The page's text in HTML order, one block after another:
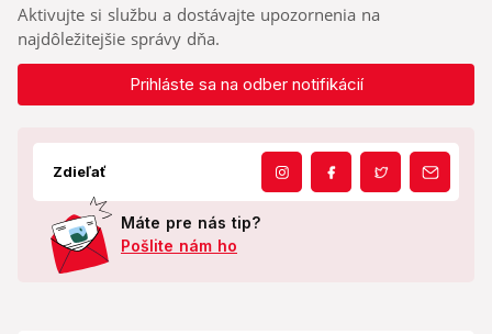
Aktivujte si službu a dostávajte upozornenia na
najdôležitejšie správy dňa.
Prihláste sa na odber notifikácií
Zdieľať
Máte pre nás tip?
Pošlite nám ho